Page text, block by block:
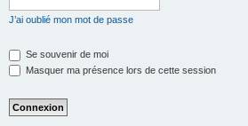
J’ai oublié mon mot de passe
Se souvenir de moi
Masquer ma présence lors de cette session